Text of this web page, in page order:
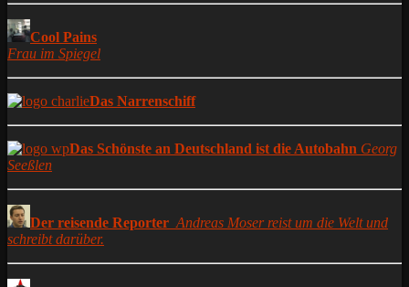
Cool Pains
Frau im Spiegel
Das Narrenschiff
Das Schönste an Deutschland ist die Autobahn Georg
Seeßlen
Der reisende Reporter Andreas Moser reist um die Welt und
schreibt darüber.